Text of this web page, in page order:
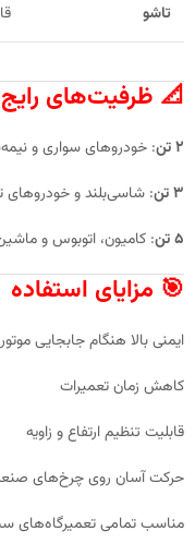
تاشو
📐 ظرفیت‌های رایج
۲ تن
: خودروهای سواری و
۳ تن
: شاسی‌بلند و خودروهای
۵ تن
: کامیون، اتوبوس و
🎯 مزایای استفاده
ایمنی بالا هنگام جابجایی
کاهش زمان تعمیرات
قابلیت تنظیم ارتفاع و زاویه
حرکت آسان روی چرخ‌های
مناسب تمامی تعمیرگاه‌های